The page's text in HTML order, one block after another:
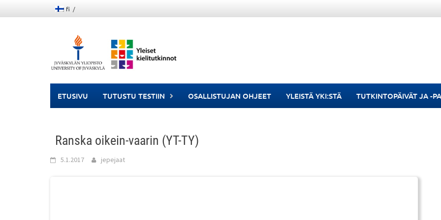
to
fi
ETUSIVU TUTUSTU TESTIIN OSALLISTUJAN OHJEET YLEISTÄ YKI:STÄ TUTKINTOPÄIVÄT JA -
Ranska oikein-vaarin (YT-TY)
5.1.2017 jepejaat